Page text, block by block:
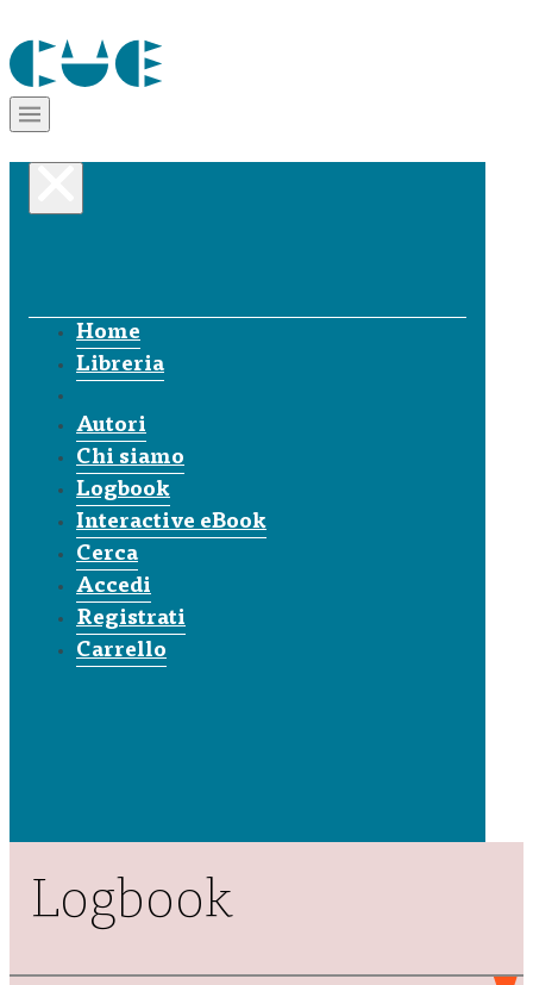
Home
Libreria
Autori
Chi siamo
Logbook
Interactive eBook
Cerca
Accedi
Registrati
Carrello
Logbook